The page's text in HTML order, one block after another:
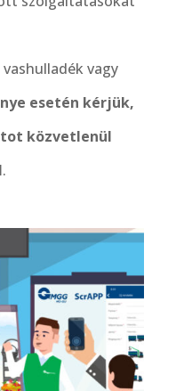
vagy
esetén kérjük,
közvetlenül
.